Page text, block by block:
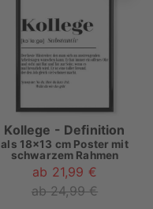
Kollege - Definition
als 18x13 cm Poster mit
schwarzem Rahmen
ab 21,99 €
ab 24,99 €